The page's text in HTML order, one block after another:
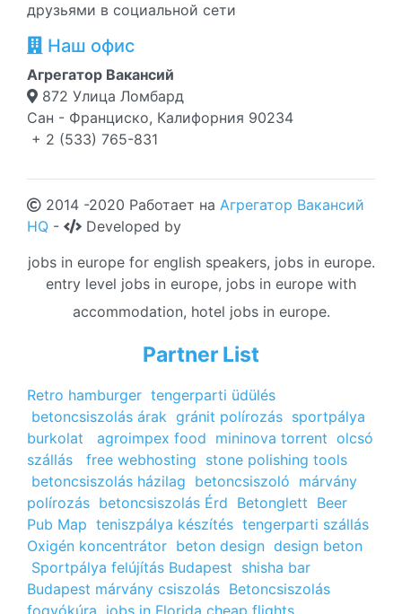
друзьями в социальной сети
Наш офис
Агрегатор Вакансий
872 Улица Ломбард
Сан - Франциско, Калифорния 90234
+ 2 (533) 765-831
2014 -2020 Работает на Агрегатор Вакансий
HQ -
Developed by
jobs in europe for english speakers, jobs in europe.
entry level jobs in europe, jobs in europe with
accommodation, hotel jobs in europe.
Partner List
Retro hamburger tengerparti üdülés
betoncsiszolás árak gránit polírozás sportpálya
burkolat
agroimpex food mininova torrent olcsó
szállás
free webhosting stone polishing tools
betoncsiszolás házilag betoncsiszoló márvány
polírozás betoncsiszolás Érd Betonglett Beer
Pub Map teniszpálya készítés tengerparti szállás
Oxigén koncentrátor beton design design beton
Sportpálya felújítás Budapest shisha bar
Budapest márvány csiszolás Betoncsiszolás
fogyókúra jobs in Florida cheap flights